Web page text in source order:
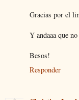
Gracias por el
Y andaaa que
Besos!
Responder